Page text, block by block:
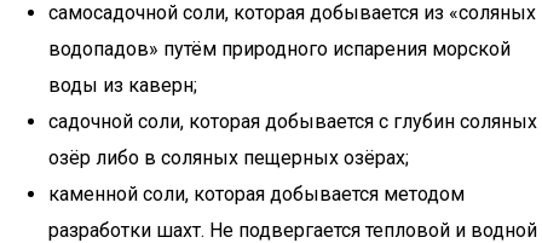
самосадочной соли, которая добывается из «соляных
водопадов» путём природного испарения морской
воды из каверн;
садочной соли, которая добывается с глубин соляных
озёр либо в соляных пещерных озёрах;
каменной соли, которая добывается методом
разработки шахт. Не подвергается тепловой и водной